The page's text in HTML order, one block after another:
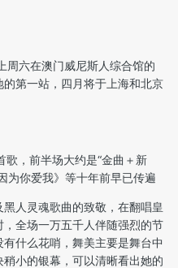
六在澳门威尼斯人综合馆的
第一站，四月将于上海和北京
，前半场大约是“金曲＋新
为你爱我》等十年前早已传遍
人灵魂歌曲的致敬，在翻唱皇
全场一万五千人伴随强烈的节
什么花哨，舞美主要是舞台中
小的银幕，可以清晰看出她的